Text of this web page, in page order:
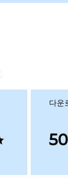
다운